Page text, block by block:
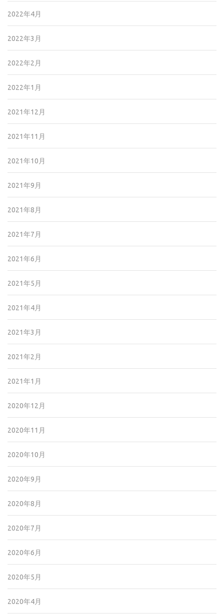
2022年4月
2022年3月
2022年2月
2022年1月
2021年12月
2021年11月
2021年10月
2021年9月
2021年8月
2021年7月
2021年6月
2021年5月
2021年4月
2021年3月
2021年2月
2021年1月
2020年12月
2020年11月
2020年10月
2020年9月
2020年8月
2020年7月
2020年6月
2020年5月
2020年4月